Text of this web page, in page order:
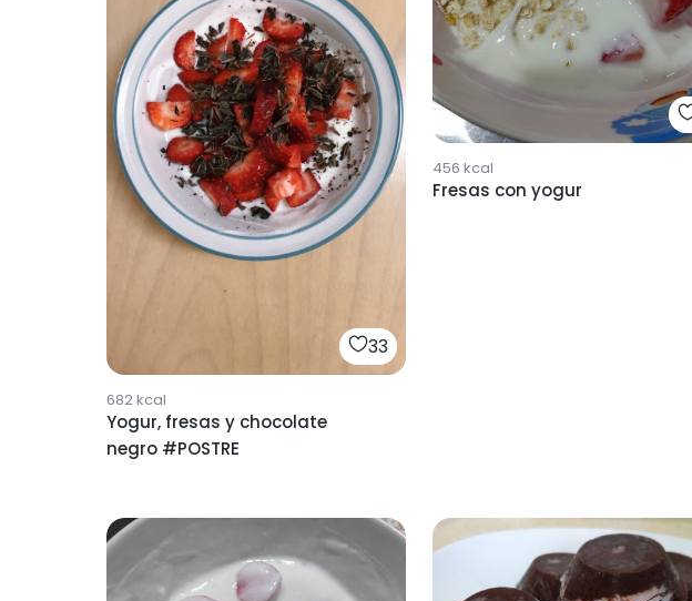
33
682kcal
Yogur, fresas y chocolate
negro #POSTRE
456 kcal
Fresas con yogur